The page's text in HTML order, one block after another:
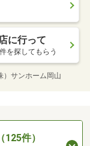
に行って
を探してもらう
）サンホーム岡山
件）